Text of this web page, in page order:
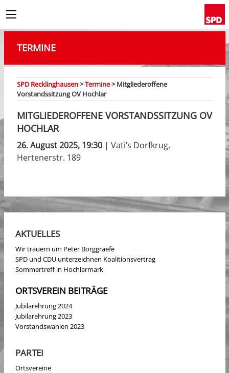
TERMINE
SPD Recklinghausen>Termine>Mitgliederoffene
Vorstandssitzung OV Hochlar
MITGLIEDEROFFENE VORSTANDSSITZUNG OV
HOCHLAR
26. August 2025, 19:30 | Vati’s Dorfkrug,
Hertenerstr. 189
AKTUELLES
Wir trauern um Peter Borggraefe
SPD und CDU unterzeichnen Koalitionsvertrag
Sommertreff in Hochlarmark
ORTSVEREIN BEITRÄGE
Jubilarehrung 2024
Jubilarehrung 2023
Vorstandswahlen 2023
PARTEI
Ortsvereine